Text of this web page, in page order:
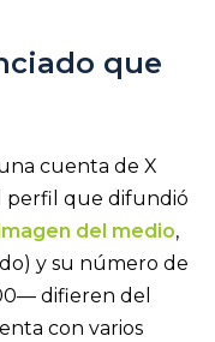
que
cuenta de X
perfil que difundió
del medio,
y su número de
difieren del
con varios